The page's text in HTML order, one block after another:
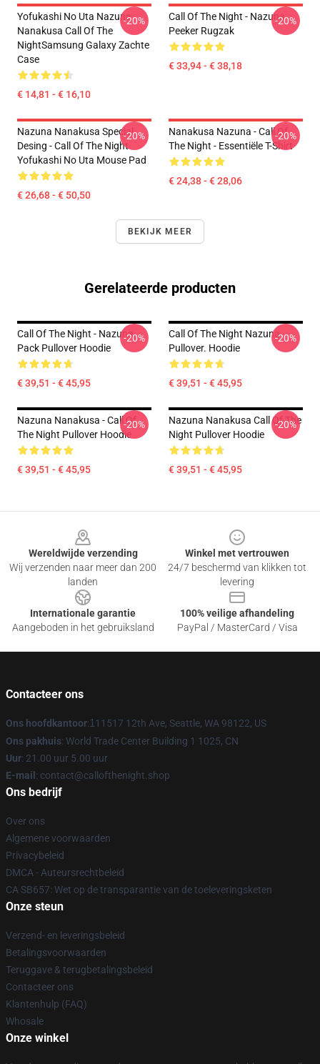
Yofukashi No Uta Nazuna
Nanakusa Call Of The
NightSamsung Galaxy Zachte
Case
€ 14,81 - € 16,10
-20%
Call Of The Night - Nazuna
Peeker Rugzak
€ 33,94 - € 38,18
-20%
Nazuna Nanakusa Special
Desing - Call Of The Night
Yofukashi No Uta Mouse Pad
€ 26,68 - € 50,50
-20%
Nanakusa Nazuna - Call Of
The Night - Essentiële T-Shirt
€ 24,38 - € 28,06
-20%
BEKIJK MEER
Gerelateerde producten
Call Of The Night - Nazuna
Pack Pullover Hoodie
€ 39,51 - € 45,95
-20%
Call Of The Night Nazuna
Pullover. Hoodie
€ 39,51 - € 45,95
-20%
Nazuna Nanakusa - Call Of
The Night Pullover Hoodie
€ 39,51 - € 45,95
-20%
Nazuna Nanakusa Call Of The
Night Pullover Hoodie
€ 39,51 - € 45,95
-20%
Wereldwijde verzending
Wij verzenden naar meer dan 200
landen
Winkel met vertrouwen
24/7 beschermd van klikken tot
levering
Internationale garantie
Aangeboden in het gebruiksland
100% veilige afhandeling
PayPal / MasterCard / Visa
Contacteer ons
Ons hoofdkantoor:1 11517 12th Ave, Seattle, WA 98122, US
Ons pakhuis: World Trade Center Building 1 1025, CN
Uur: 21.00 uur 5.00 uur
E-mail : contact@callofthenight.shop
Ons bedrijf
Over ons
Algemene voorwaarden
Privacybeleid
DMCA - Auteursrechtbeleid
CA SB657: Wet op de transparantie van de toeleveringsketen
Onze steun
Verzend- en leveringsbeleid
Betalingsvoorwaarden
Teruggave & terugbetalingsbeleid
Contacteer ons
Klantenhulp (FAQ)
Whosale
Onze winkel